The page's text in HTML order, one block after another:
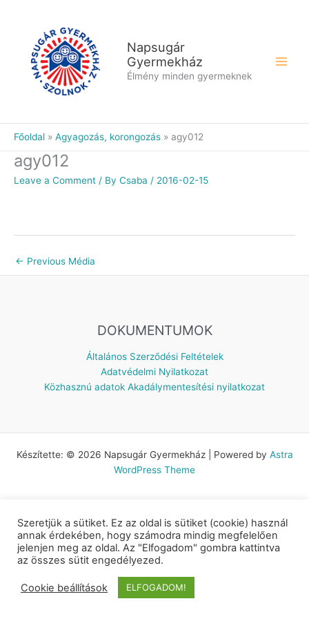
Napsugár
Gyermekház
Élmény minden gyermeknek
Főoldal Agyagozás, korongozás agy012
agy012
Leave a Comment / By Csaba / 2016-02-15
← Previous Média
DOKUMENTUMOK
Általános Szerződési Feltételek
Adatvédelmi Nyilatkozat
Közhasznú adatok Akadálymentesítési nyilatkozat
Készítette: © 2026 Napsugár Gyermekház | Powered by Astra
WordPress Theme
Szeretjük a sütiket. Ez az oldal is sütiket (cookie) használ
annak érdekében, hogy számodra mindig megfelelően
jelenjen meg az oldal. Az "Elfogadom" gombra kattintva
az összes sütit engedélyezed.
Cookie beállítások ELFOGADOM!